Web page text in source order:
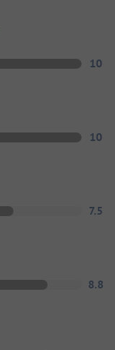
10
10
7.5
8.8